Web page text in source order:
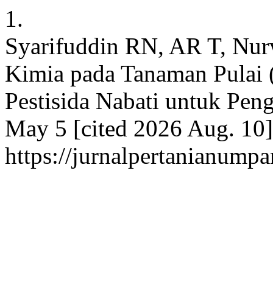
1.
Syarifuddin RN, AR T,
Kimia pada Tanaman
Pestisida Nabati untuk
May 5 [cited 2026 Aug.
https://